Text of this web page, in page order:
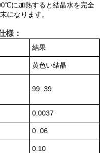
に加熱すると結晶水を完全
になります。
様：
結果
黄色い結晶
99. 39
0.0037
0. 06
0.10